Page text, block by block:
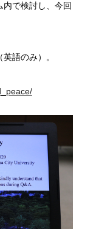
内で検討し、今回
語のみ）。